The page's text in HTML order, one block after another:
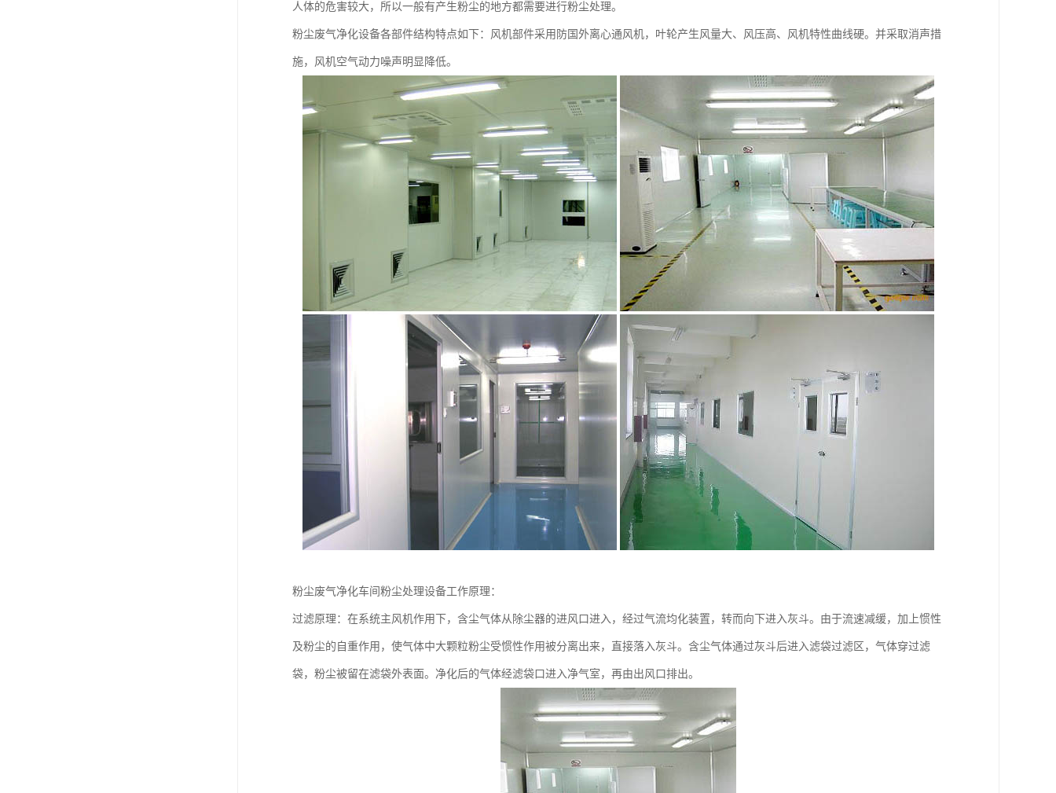
人体的危害较大，所以一般有产生粉尘的地方都需要进行粉尘处理。
粉尘废气净化设备各部件结构特点如下：风机部件采用防国外离心通风机，叶轮产生风量大、风压高、风机特性曲线硬。并采取消声措
施，风机空气动力噪声明显降低。
粉尘废气净化车间粉尘处理设备工作原理：
过滤原理：在系统主风机作用下，含尘气体从除尘器的进风口进入，经过气流均化装置，转而向下进入灰斗。由于流速减缓，加上惯性
及粉尘的自重作用，使气体中大颗粒粉尘受惯性作用被分离出来，直接落入灰斗。含尘气体通过灰斗后进入滤袋过滤区，气体穿过滤
袋，粉尘被留在滤袋外表面。净化后的气体经滤袋口进入净气室，再由出风口排出。